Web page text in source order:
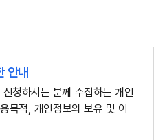
간주됩니다.
계법령에 따릅니다.
제공하는 제반정보(정보제
안내
청하시는 분께 수집하는 개인
목적, 개인정보의 보유 및 이